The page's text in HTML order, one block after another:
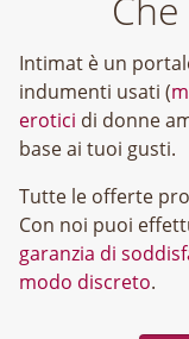
Intimat è un
indumenti usati (
erotici di donne
base ai tuoi gusti.
Tutte le offerte
Con noi puoi
garanzia di
modo discreto.